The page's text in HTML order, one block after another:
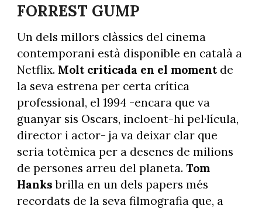
FORREST GUMP
Un dels millors clàssics del cinema
contemporani està disponible en català a
Netflix. Molt criticada en el momentde
la seva estrena per certa crítica
professional, el 1994 -encara que va
guanyar sis Oscars, incloent-hi pel·lícula,
director i actor- ja va deixar clar que
seria totèmica per a desenes de milions
de persones arreu del planeta. Tom
Hanks brilla en un dels papers més
recordats de la seva filmografia que, a